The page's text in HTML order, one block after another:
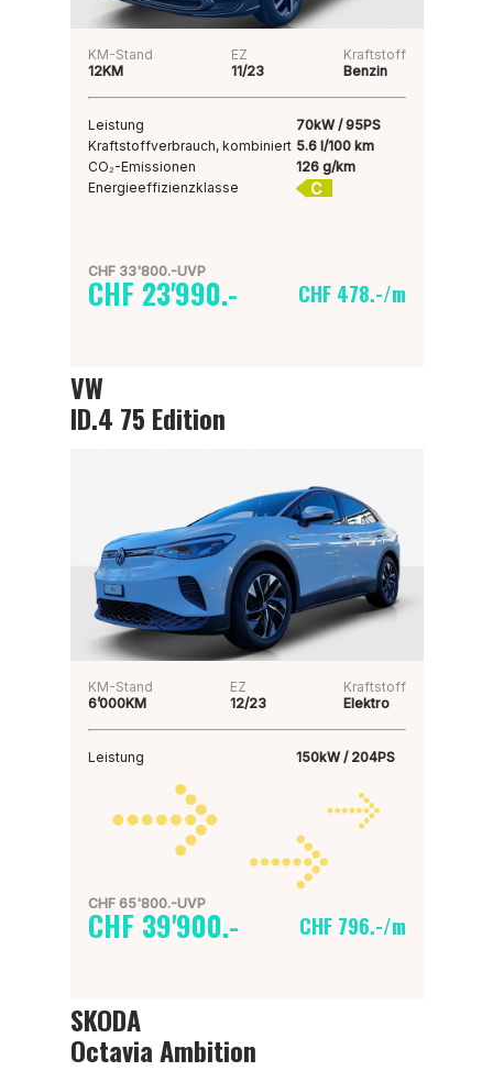
KM-Stand
12KM
EZ
11/23
Kraftstoff
Benzin
Leistung
70kW / 95PS
Kraftstoffverbrauch, kombiniert 5.6 l/100 km
CO₂-Emissionen
126 g/km
Energieeffizienzklasse
C
CHF 33'800.-UVP
CHF 23'990.- CHF 478.-/m
VW
ID.4 75 Edition
KM-Stand
6’000KM
EZ
12/23
Kraftstoff
Elektro
Leistung 150kW / 204PS
CHF 65'800.-UVP
CHF 39'900.- CHF 796.-/m
SKODA
Octavia Ambition